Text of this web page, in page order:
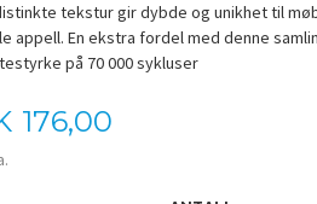
tekstur gir dybde og unikhet til
appell. En ekstra fordel med denne
på 70 000 sykluser
176,00